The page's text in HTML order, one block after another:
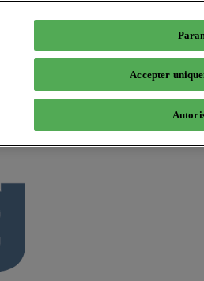
Accepter